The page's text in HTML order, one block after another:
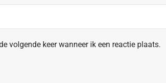
volgende keer wanneer ik een reactie plaats.